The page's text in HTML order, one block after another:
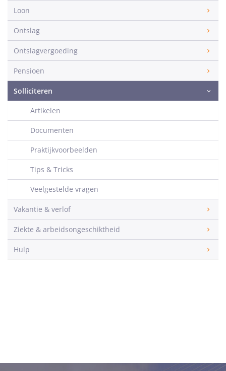
Loon
Ontslag
Ontslagvergoeding
Pensioen
Solliciteren
Artikelen
Documenten
Praktijkvoorbeelden
Tips & Tricks
Veelgestelde vragen
Vakantie & verlof
Ziekte & arbeidsongeschiktheid
Hulp